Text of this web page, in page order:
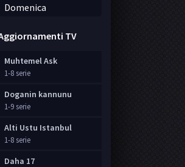
Domenica
TV
Muhtemel Ask
1-8 serie
Doganin kannunu
1-9 serie
Alti Ustu Istanbul
1-8 serie
Daha 17